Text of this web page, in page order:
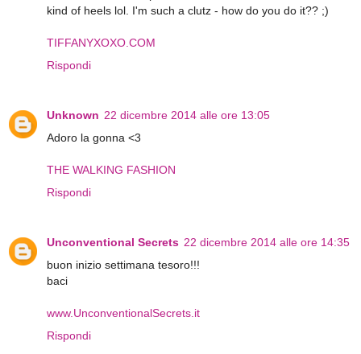
kind of heels lol. I'm such a clutz - how do you do it?? ;)
TIFFANYXOXO.COM
Rispondi
Unknown 22 dicembre 2014 alle ore 13:05
Adoro la gonna <3
THE WALKING FASHION
Rispondi
Unconventional Secrets 22 dicembre 2014 alle ore 14:35
buon inizio settimana tesoro!!!
baci
www.UnconventionalSecrets.it
Rispondi